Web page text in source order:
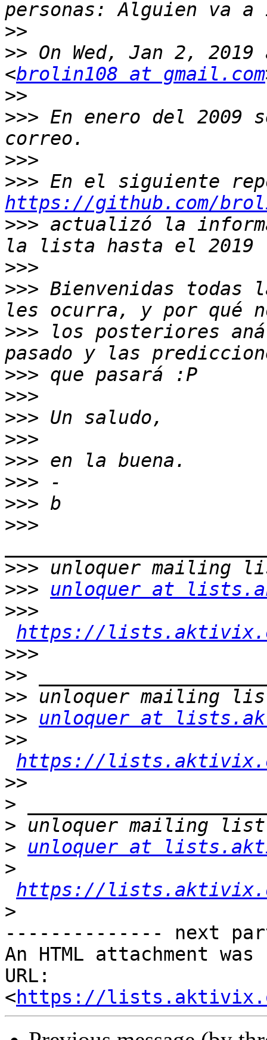
>>
>> On Wed, Jan 2,
<brolin108 at gmail.com
>>
>>> En enero del 2009
>>>
>>>
https://github.com/
>>> actualizó la
>>>
>>> Bienvenidas todas
>>> los posteriores
>>>
>>>
>>>
>>>
>>>
>>>
>>>
>>>
>>>
>>>
unloquer at
>>>
https://
>>>
>>
>>
>>
unloquer at
>>
https://
>>
>
>
>
unloquer at
>
https://
>
-------------- next
An HTML attachment
URL:
<https://